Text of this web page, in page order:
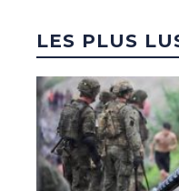
LES PLUS